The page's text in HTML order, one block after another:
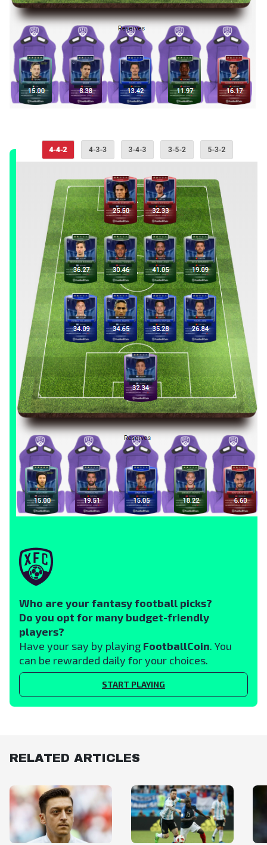
Who are your fantasy football picks?
Do you opt for many budget-friendly
players?
Have your say by playing FootballCoin. You
can be rewarded daily for your choices.
START PLAYING
RELATED ARTICLES